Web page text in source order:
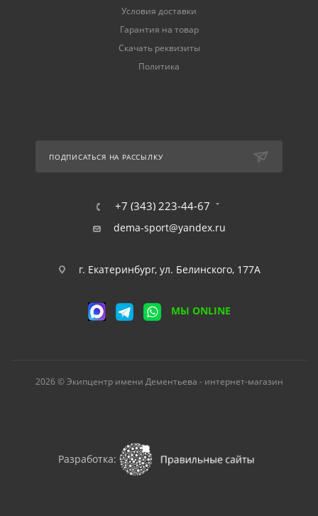
Условия доставки
Гарантия на товар
Скачать реквизиты
Политика
ПОДПИСАТЬСЯ НА РАССЫЛКУ
+7 (343) 223-44-67
dema-sport@yandex.ru
г. Екатеринбург, ул. Белинского, 177А
МЫ ONLINE
2026 © Экипцентр имени Дементьева - интернет-магазин
Разработка: